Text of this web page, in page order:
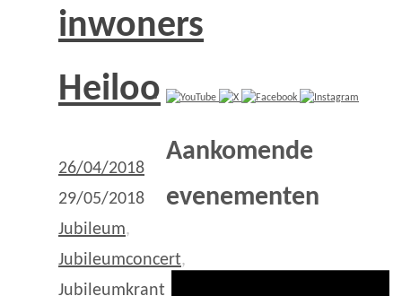
inwoners
Heiloo
26/04/2018
29/05/2018
Jubileum,
Jubileumconcert,
Jubileumkrant
Aankomende
evenementen